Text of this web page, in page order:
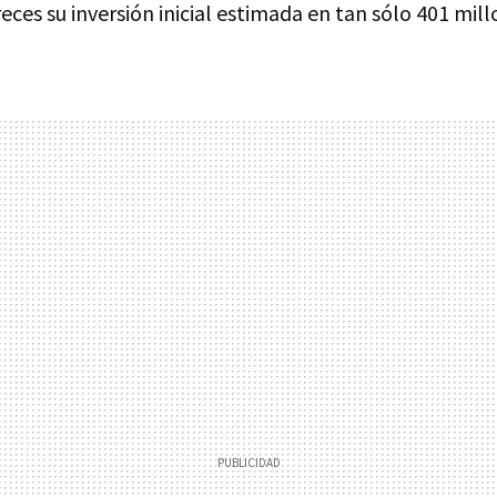
su inversión inicial estimada en tan sólo 401